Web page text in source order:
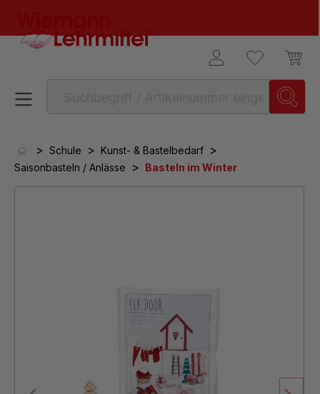
> Schule > Kunst- & Bastelbedarf >
Saisonbasteln / Anlässe > Basteln im Winter